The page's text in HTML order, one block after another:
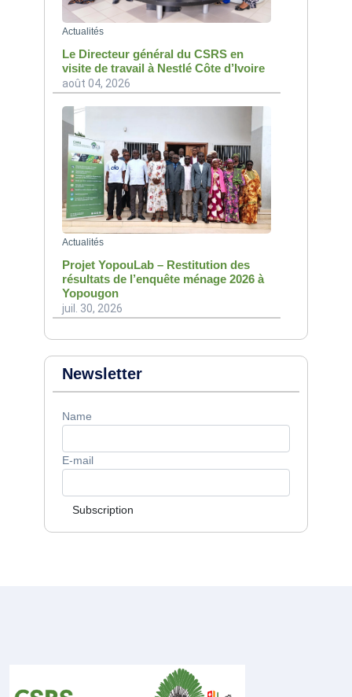
Actualités
Le Directeur général du CSRS en
visite de travail à Nestlé Côte d’Ivoire
août 04, 2026
Actualités
Projet YopouLab – Restitution des
résultats de l’enquête ménage 2026 à
Yopougon
juil. 30, 2026
Newsletter
Name
E-mail
Subscription